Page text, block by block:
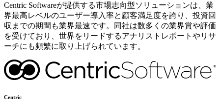
Centric Softwareが提供する市場志向型ソリューションは、業
界最高レベルのユーザー導入率と顧客満足度を誇り、投資回
収までの期間も業界最速です。同社は数多くの業界賞や評価
を受けており、世界をリードするアナリストレポートやリサ
ーチにも頻繁に取り上げられています。
Centric